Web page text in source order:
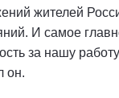
жителей
И самое
за нашу
он.